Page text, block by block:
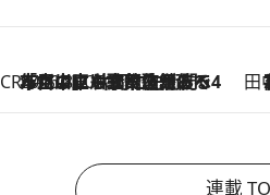
CREA'S CHOICE
2026.8.7
「立川にも歌舞伎があるんだよ」 片岡仁左衛門・市川中車ら豪華座組みで4年目の立川立飛歌舞伎へ 田「湘
連載